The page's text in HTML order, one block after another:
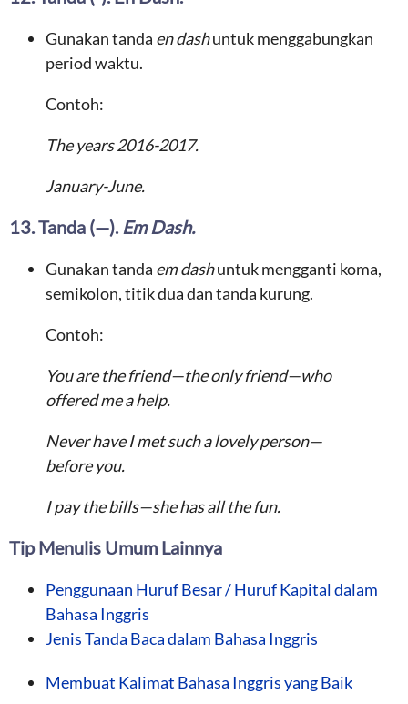
Gunakan tanda en dashuntuk menggabungkan
period waktu.
Contoh:
The years 2016-2017.
January-June.
13. Tanda (—). Em Dash.
Gunakan tanda em dashuntuk mengganti koma,
semikolon, titik dua dan tanda kurung.
Contoh:
You are the friend—the only friend—who
offered me a help.
Never have I met such a lovely person—
before you.
I pay the bills—she has all the fun.
Tip Menulis Umum Lainnya
Penggunaan Huruf Besar / Huruf Kapital dalam
Bahasa Inggris
Jenis Tanda Baca dalam Bahasa Inggris
Membuat Kalimat Bahasa Inggris yang Baik